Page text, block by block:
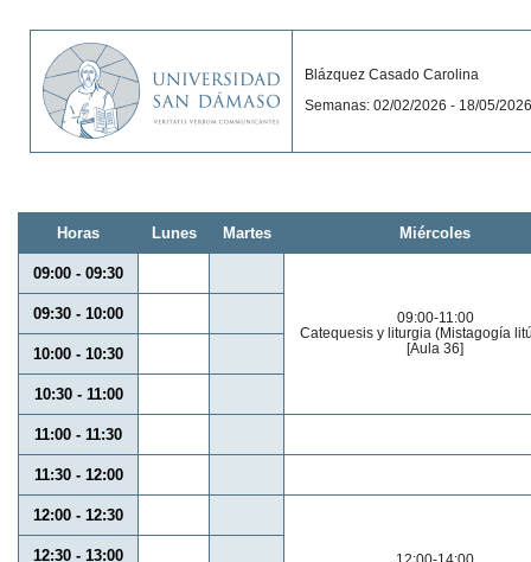
Blázquez Casado Carolina
Semanas: 02/02/2026 - 18/05/2026
Horas Lunes Martes Miércoles
09:00 - 09:30
09:00-11:00
Catequesis y liturgia (Mistagogía
[Aula 36]
09:30 - 10:00
10:00 - 10:30
10:30 - 11:00
11:00 - 11:30
11:30 - 12:00
12:00 - 12:30
12:30 - 13:00